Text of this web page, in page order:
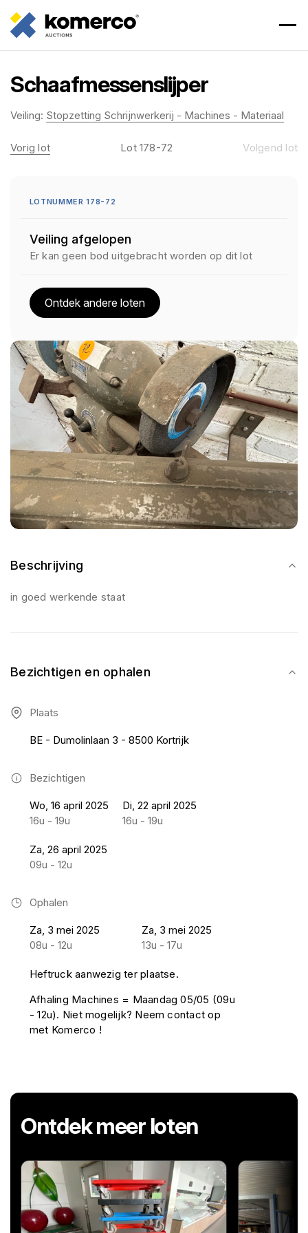
Schaafmessenslijper
Veiling: Stopzetting Schrijnwerkerij - Machines - Materiaal
Beschrijving
in goed werkende staat
Bezichtigen en ophalen
Plaats
BE - Dumolinlaan 3 - 8500 Kortrijk
Bezichtigen
Wo, 16 april 2025
16u - 19u
Di, 22 april 2025
16u - 19u
Za, 26 april 2025
09u - 12u
Ophalen
Za, 3 mei 2025
08u - 12u
Za, 3 mei 2025
13u - 17u
Heftruck aanwezig ter plaatse.
Afhaling Machines = Maandag 05/05 (09u
- 12u). Niet mogelijk? Neem contact op
met Komerco !
Vorig lot Lot 178-72 Volgend lot
LOTNUMMER 178-72
Veiling afgelopen
Er kan geen bod uitgebracht worden op dit lot
Ontdek andere loten
Ontdek meer loten